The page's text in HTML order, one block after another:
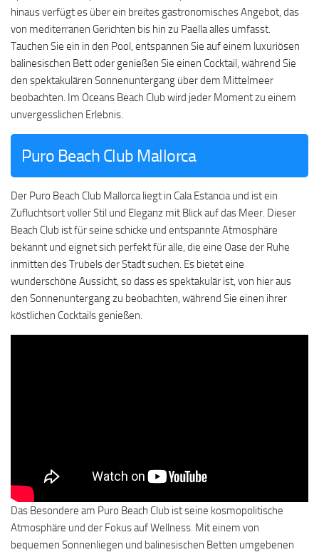
hinaus verfügt es über ein breites gastronomisches Angebot, das
von mediterranen Gerichten bis hin zu Paella alles umfasst.
Tauchen Sie ein in den Pool, entspannen Sie auf einem luxuriösen
balinesischen Bett oder genießen Sie einen Cocktail, während Sie
den spektakulären Sonnenuntergang über dem Mittelmeer
beobachten. Im Oceans Beach Club wird jeder Moment zu einem
unvergesslichen Erlebnis.
Puro Beach Club Mallorca
Der Puro Beach Club Mallorca liegt in Cala Estancia und ist ein
Zufluchtsort voller Stil und Eleganz mit Blick auf das Meer. Dieser
Beach Club ist für seine schicke und entspannte Atmosphäre
bekannt und eignet sich perfekt für alle, die eine Oase der Ruhe
inmitten des Trubels der Stadt suchen. Es bietet eine
wunderschöne Aussicht, so dass es spektakulär ist, von hier aus
den Sonnenuntergang zu beobachten, während Sie einen ihrer
köstlichen Cocktails genießen.
Das Besondere am Puro Beach Club ist seine kosmopolitische
Atmosphäre und der Fokus auf Wellness. Mit einem von
bequemen Sonnenliegen und balinesischen Betten umgebenen